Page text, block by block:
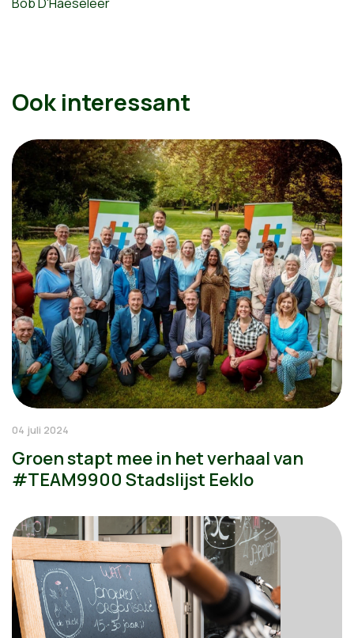
Ook interessant
04 juli 2024
Groen stapt mee in het verhaal van
#TEAM9900 Stadslijst Eeklo